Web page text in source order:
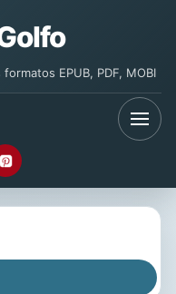
EPUB, PDF, MOBI